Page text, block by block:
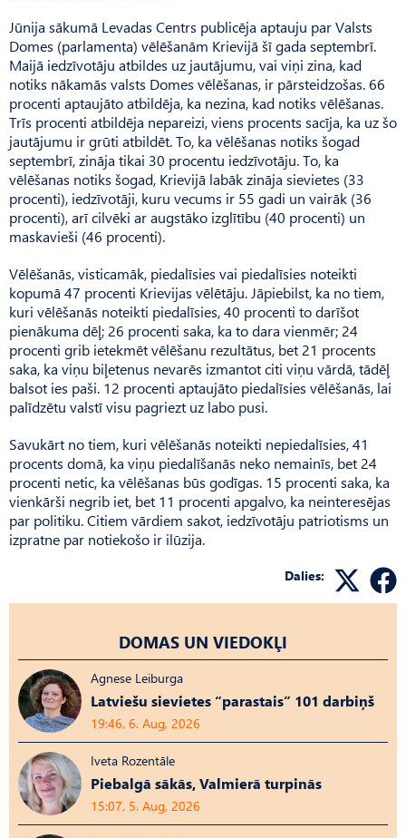
Jūnija sākumā Levadas Centrs publicēja aptauju par Valsts
Domes (parlamenta) vēlēšanām Krievijā šī gada septembrī.
Maijā iedzīvotāju atbildes uz jautājumu, vai viņi zina, kad
notiks nākamās valsts Domes vēlēšanas, ir pārsteidzošas. 66
procenti aptaujāto atbildēja, ka nezina, kad notiks vēlēšanas.
Trīs procenti atbildēja nepareizi, viens procents sacīja, ka uz šo
jautājumu ir grūti atbildēt. To, ka vēlēšanas notiks šogad
septembrī, zināja tikai 30 procentu iedzīvotāju. To, ka
vēlēšanas notiks šogad, Krievijā labāk zināja sievietes (33
procenti), iedzīvotāji, kuru vecums ir 55 gadi un vairāk (36
procenti), arī cilvēki ar augstāko izglītību (40 procenti) un
maskavieši (46 procenti).
Vēlēšanās, visticamāk, piedalīsies vai piedalīsies noteikti
kopumā 47 procenti Krievijas vēlētāju. Jāpiebilst, ka no tiem,
kuri vēlēšanās noteikti piedalīsies, 40 procenti to darīšot
pienākuma dēļ; 26 procenti saka, ka to dara vienmēr; 24
procenti grib ietekmēt vēlēšanu rezultātus, bet 21 procents
saka, ka viņu biļetenus nevarēs izmantot citi viņu vārdā, tādēļ
balsot ies paši. 12 procenti aptaujāto piedalīsies vēlēšanās, lai
palīdzētu valstī visu pagriezt uz labo pusi.
Savukārt no tiem, kuri vēlēšanās noteikti nepiedalīsies, 41
procents domā, ka viņu piedalīšanās neko nemainīs, bet 24
procenti netic, ka vēlēšanas būs godīgas. 15 procenti saka, ka
vienkārši negrib iet, bet 11 procenti apgalvo, ka neinteresējas
par politiku. Citiem vārdiem sakot, iedzīvotāju patriotisms un
izpratne par notiekošo ir ilūzija.
Dalies:
DOMAS UN VIEDOKĻI
Agnese Leiburga
Latviešu sievietes “parastais” 101 darbiņš
19:46, 6. Aug, 2026
Iveta Rozentāle
Piebalgā sākās, Valmierā turpinās
15:07, 5. Aug, 2026